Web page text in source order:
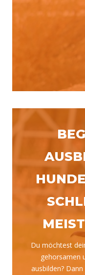
Du möchtest
gehorsamen
ausbilden?